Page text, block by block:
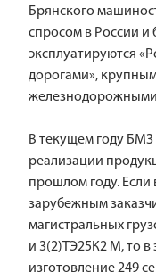
Брянского
спросом в России и
эксплуатируются
дорогами»,
В текущем году
реализации
прошлом году. Если
зарубежным
магистральных
и 3(2)ТЭ25К2 М, то в
изготовление 249